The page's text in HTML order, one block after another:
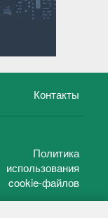
Контакты
Политика
использования
cookie-файлов